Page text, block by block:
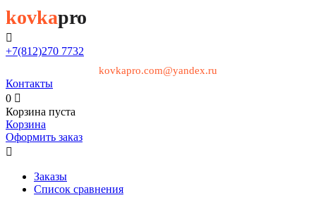
kovkapro

+7(812)270 7732
kovkapro.com@yandex.ru
Контакты
0 
Корзина пуста
Корзина
Оформить заказ

Заказы
Список сравнения